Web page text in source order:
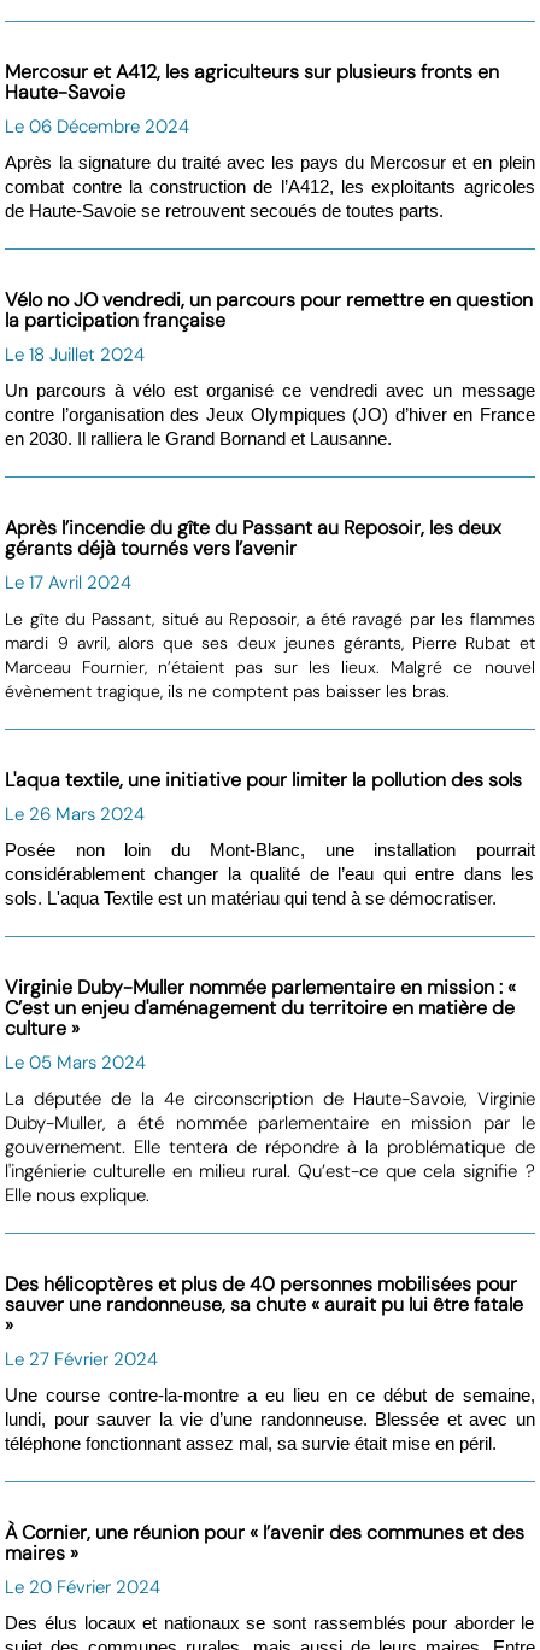
Mercosur et A412, les agriculteurs sur plusieurs fronts en
Haute-Savoie
Le 06 Décembre 2024
Après la signature du traité avec les pays du Mercosur et en plein
combat contre la construction de l’A412, les exploitants agricoles
de Haute-Savoie se retrouvent secoués de toutes parts.
Vélo no JO vendredi, un parcours pour remettre en question
la participation française
Le 18 Juillet 2024
Un parcours à vélo est organisé ce vendredi avec un message
contre l’organisation des Jeux Olympiques (JO) d’hiver en France
en 2030. Il ralliera le Grand Bornand et Lausanne.
Après l’incendie du gîte du Passant au Reposoir, les deux
gérants déjà tournés vers l’avenir
Le 17 Avril 2024
Le gîte du Passant, situé au Reposoir, a été ravagé par les flammes
mardi 9 avril, alors que ses deux jeunes gérants, Pierre Rubat et
Marceau Fournier, n’étaient pas sur les lieux. Malgré ce nouvel
évènement tragique, ils ne comptent pas baisser les bras.
L'aqua textile, une initiative pour limiter la pollution des sols
Le 26 Mars 2024
Posée non loin du Mont-Blanc, une installation pourrait
considérablement changer la qualité de l’eau qui entre dans les
sols. L'aqua Textile est un matériau qui tend à se démocratiser.
Virginie Duby-Muller nommée parlementaire en mission : «
C’est un enjeu d'aménagement du territoire en matière de
culture »
Le 05 Mars 2024
La députée de la 4e circonscription de Haute-Savoie, Virginie
Duby-Muller, a été nommée parlementaire en mission par le
gouvernement. Elle tentera de répondre à la problématique de
l'ingénierie culturelle en milieu rural. Qu’est-ce que cela signifie ?
Elle nous explique.
Des hélicoptères et plus de 40 personnes mobilisées pour
sauver une randonneuse, sa chute « aurait pu lui être fatale
»
Le 27 Février 2024
Une course contre-la-montre a eu lieu en ce début de semaine,
lundi, pour sauver la vie d’une randonneuse. Blessée et avec un
téléphone fonctionnant assez mal, sa survie était mise en péril.
À Cornier, une réunion pour « l’avenir des communes et des
maires »
Le 20 Février 2024
Des élus locaux et nationaux se sont rassemblés pour aborder le